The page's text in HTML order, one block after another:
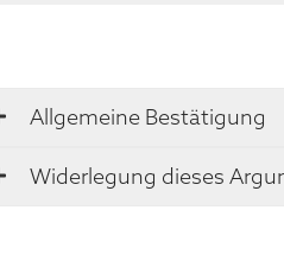
Allgemeine Bestätigung
Widerlegung dieses